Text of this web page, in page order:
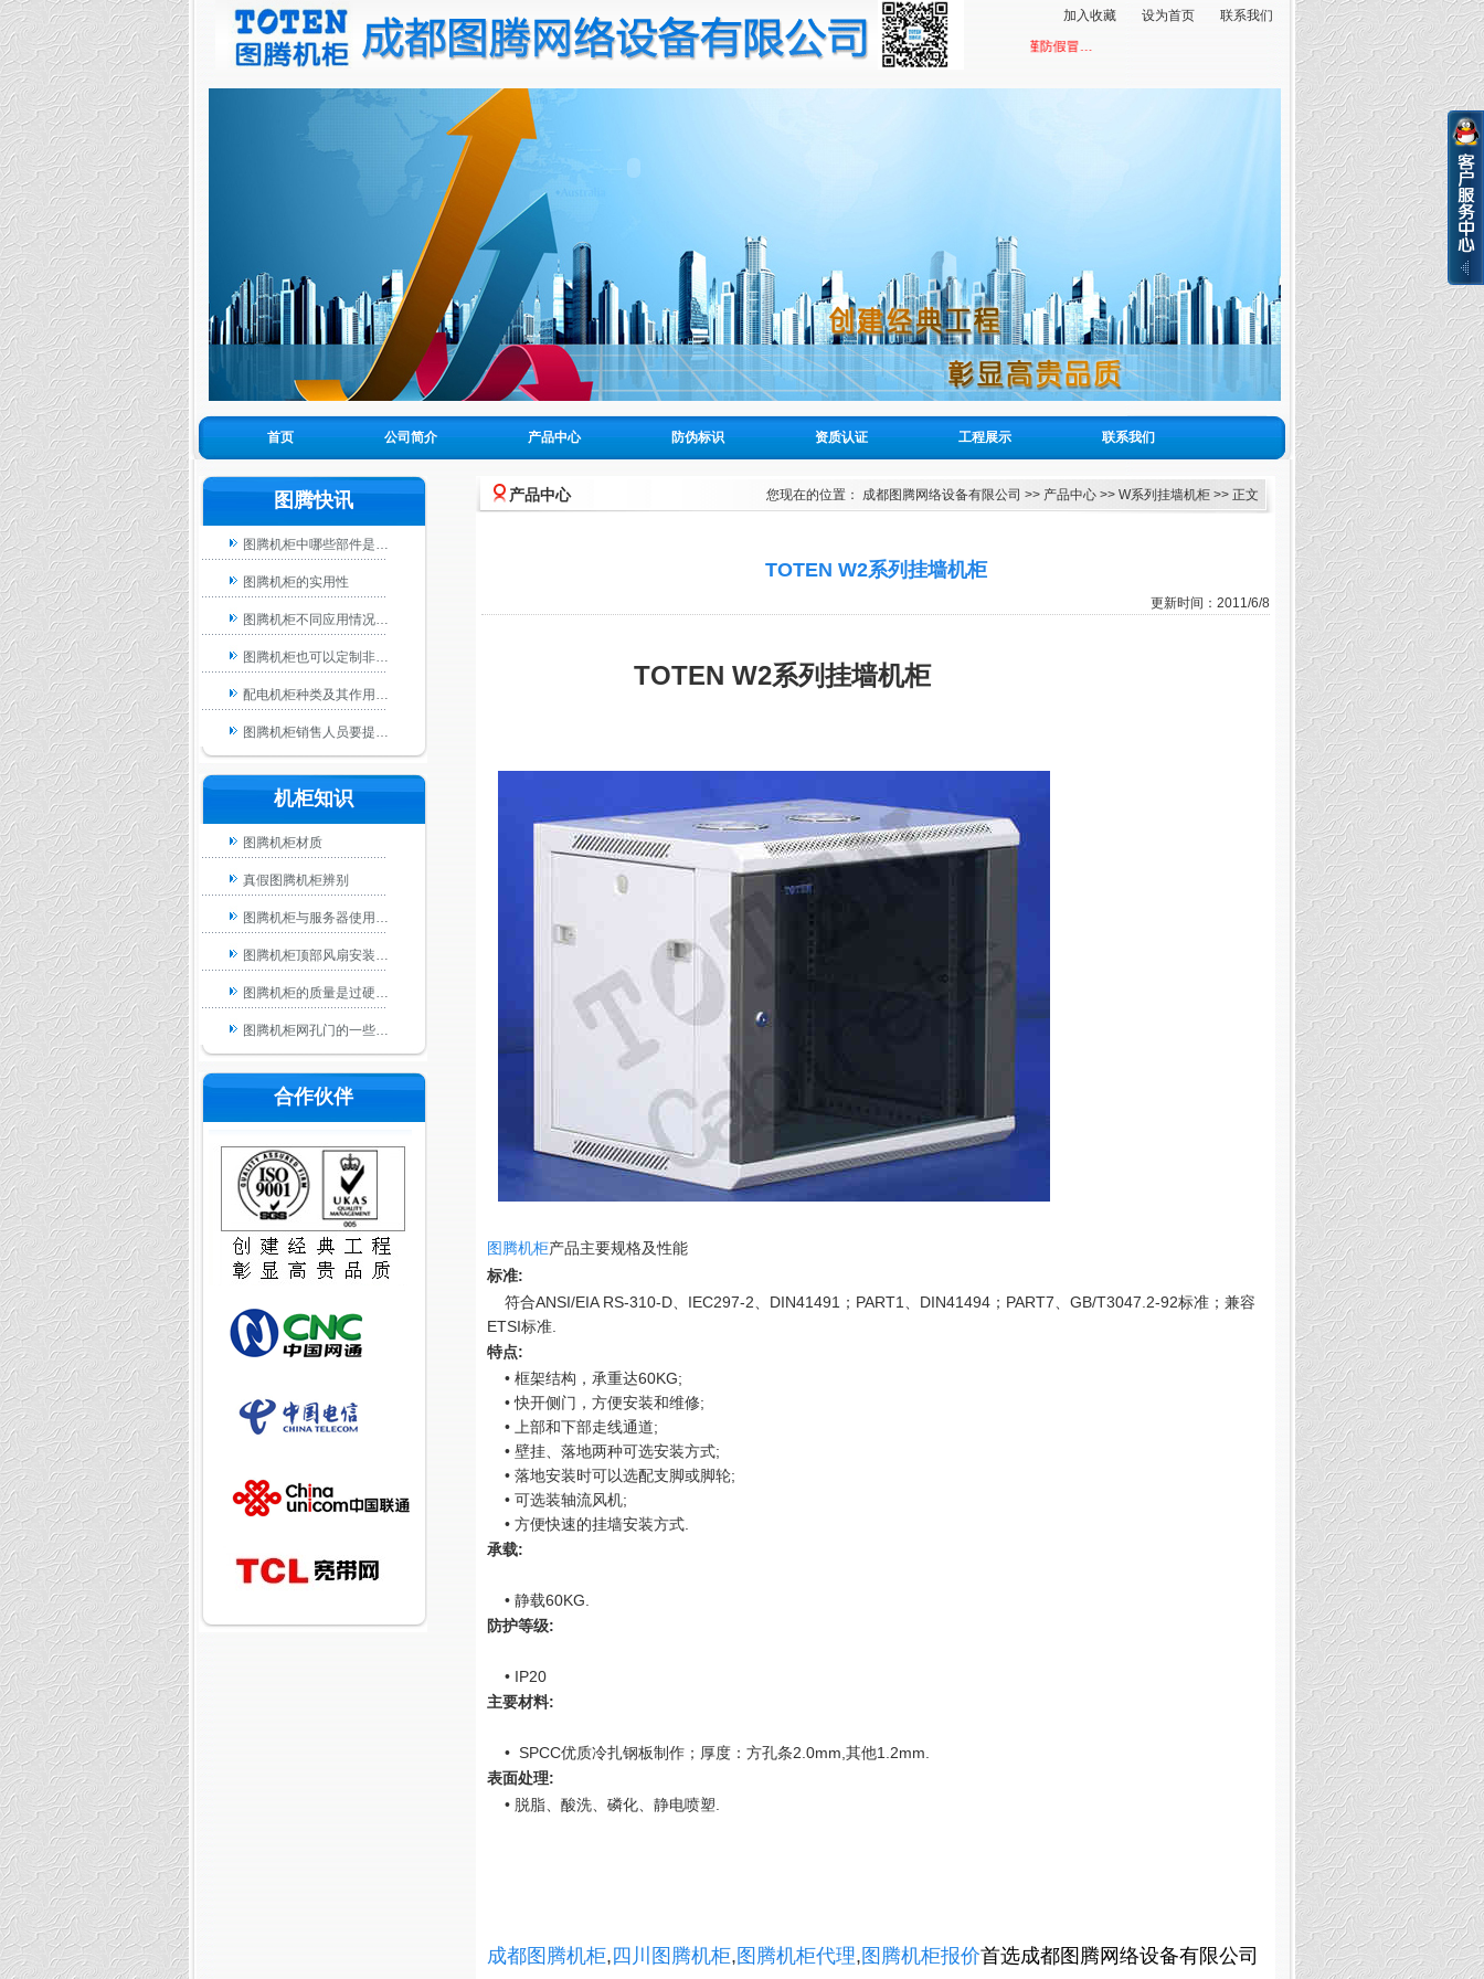
加入收藏 设为首页
联系我们
·
选购正品图腾系列产品、谨防假冒…
首页 公司简介 产品中心 防伪标识 资质认证 工程展示 联系我们
您现在的位置： 成都图腾网络设备有限公司 >> 产品中心 >> W系列挂墙机柜 >> 正文
产品中心
TOTEN W2系列挂墙机柜
更新时间：2011/6/8
TOTEN W2系列挂墙机柜
图腾机柜产品主要规格及性能
标准:
符合ANSI/EIA RS-310-D、IEC297-2、DIN41491；PART1、DIN41494；PART7、GB/T3047.2-92标准；兼容
ETSI标准.
特点:
• 框架结构，承重达60KG;
• 快开侧门，方便安装和维修;
• 上部和下部走线通道;
• 壁挂、落地两种可选安装方式;
• 落地安装时可以选配支脚或脚轮;
• 可选装轴流风机;
• 方便快速的挂墙安装方式.
承载:
• 静载60KG.
防护等级:
• IP20
主要材料:
• SPCC优质冷扎钢板制作；厚度：方孔条2.0mm,其他1.2mm.
表面处理:
• 脱脂、酸洗、磷化、静电喷塑.
成都图腾机柜, 四川图腾机柜, 图腾机柜代理, 图腾机柜报价首选成都图腾网络设备有限公司
图腾快讯
图腾机柜在哪些方面占…
图腾机柜教你如何选用…
图腾机柜中哪些部件是…
图腾机柜的实用性
图腾机柜不同应用情况…
图腾机柜也可以定制非…
配电机柜种类及其作用…
图腾机柜销售人员要提…
炎热的夏季图腾机柜散…
四川图腾机柜|成都图腾…
机柜知识
图腾机柜固定介绍
图腾机柜浅谈机房的未…
图腾机柜材质
真假图腾机柜辨别
图腾机柜与服务器使用…
图腾机柜顶部风扇安装…
图腾机柜的质量是过硬…
图腾机柜网孔门的一些…
从哪些方面可以看出这…
图腾机柜厂家在生产机…
合作伙伴